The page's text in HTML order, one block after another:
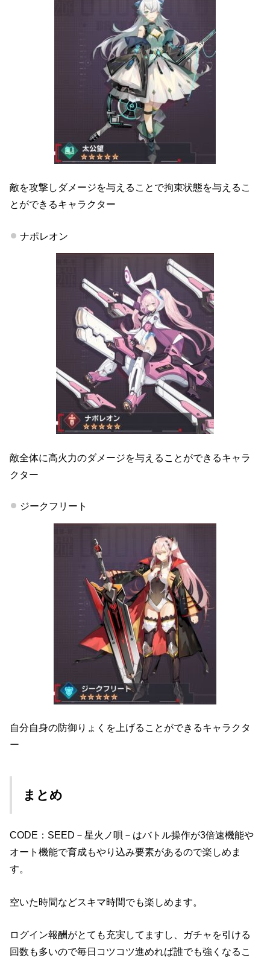
敵を攻撃しダメージを与えることで拘束状態を与えるこ
とができるキャラクター
ナポレオン
敵全体に高火力のダメージを与えることができるキャラ
クター
ジークフリート
自分自身の防御りょくを上げることができるキャラクタ
ー
まとめ
CODE：SEED－星火ノ唄－はバトル操作が3倍速機能や
オート機能で育成もやり込み要素があるので楽しめま
す。
空いた時間などスキマ時間でも楽しめます。
ログイン報酬がとても充実してますし、ガチャを引ける
回数も多いので毎日コツコツ進めれば誰でも強くなるこ